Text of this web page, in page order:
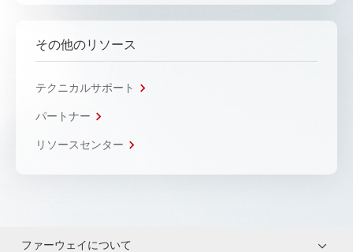
その他のリソース
テクニカルサポート
パートナー
リソースセンター
ファーウェイについて